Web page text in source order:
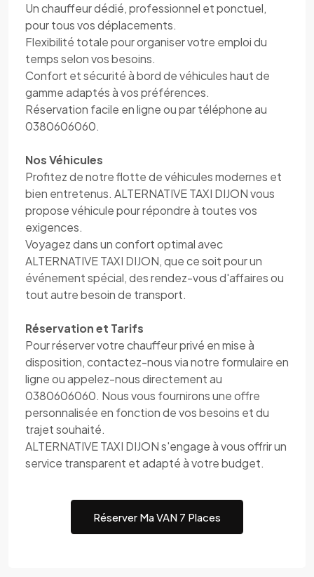
Un chauffeur dédié, professionnel et ponctuel,
pour tous vos déplacements.
Flexibilité totale pour organiser votre emploi du
temps selon vos besoins.
Confort et sécurité à bord de véhicules haut de
gamme adaptés à vos préférences.
Réservation facile en ligne ou par téléphone au
0380606060.
Nos Véhicules
Profitez de notre flotte de véhicules modernes et
bien entretenus. ALTERNATIVE TAXI DIJON vous
propose véhicule pour répondre à toutes vos
exigences.
Voyagez dans un confort optimal avec
ALTERNATIVE TAXI DIJON, que ce soit pour un
événement spécial, des rendez-vous d'affaires ou
tout autre besoin de transport.
Réservation et Tarifs
Pour réserver votre chauffeur privé en mise à
disposition, contactez-nous via notre formulaire en
ligne ou appelez-nous directement au
0380606060. Nous vous fournirons une offre
personnalisée en fonction de vos besoins et du
trajet souhaité.
ALTERNATIVE TAXI DIJON s'engage à vous offrir un
service transparent et adapté à votre budget.
Réserver Ma VAN 7 Places